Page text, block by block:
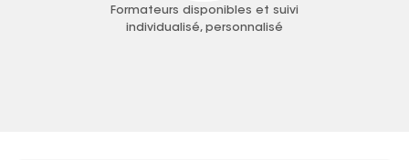
Formateurs disponibles et suivi
individualisé, personnalisé